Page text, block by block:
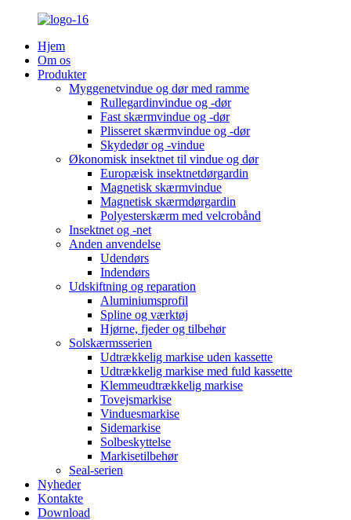
Hjem
Om os
Produkter
Myggenetvindue og dør med ramme
Rullegardinvindue og -dør
Fast skærmvindue og -dør
Plisseret skærmvindue og -dør
Skydedør og -vindue
Økonomisk insektnet til vindue og dør
Europæisk insektnetdørgardin
Magnetisk skærmvindue
Magnetisk skærmdørgardin
Polyesterskærm med velcrobånd
Insektnet og -net
Anden anvendelse
Udendørs
Indendørs
Udskiftning og reparation
Aluminiumsprofil
Spline og værktøj
Hjørne, fjeder og tilbehør
Solskærmsserien
Udtrækkelig markise uden kassette
Udtrækkelig markise med fuld kassette
Klemmeudtrækkelig markise
Tovejsmarkise
Vinduesmarkise
Sidemarkise
Solbeskyttelse
Markisetilbehør
Seal-serien
Nyheder
Kontakte
Download